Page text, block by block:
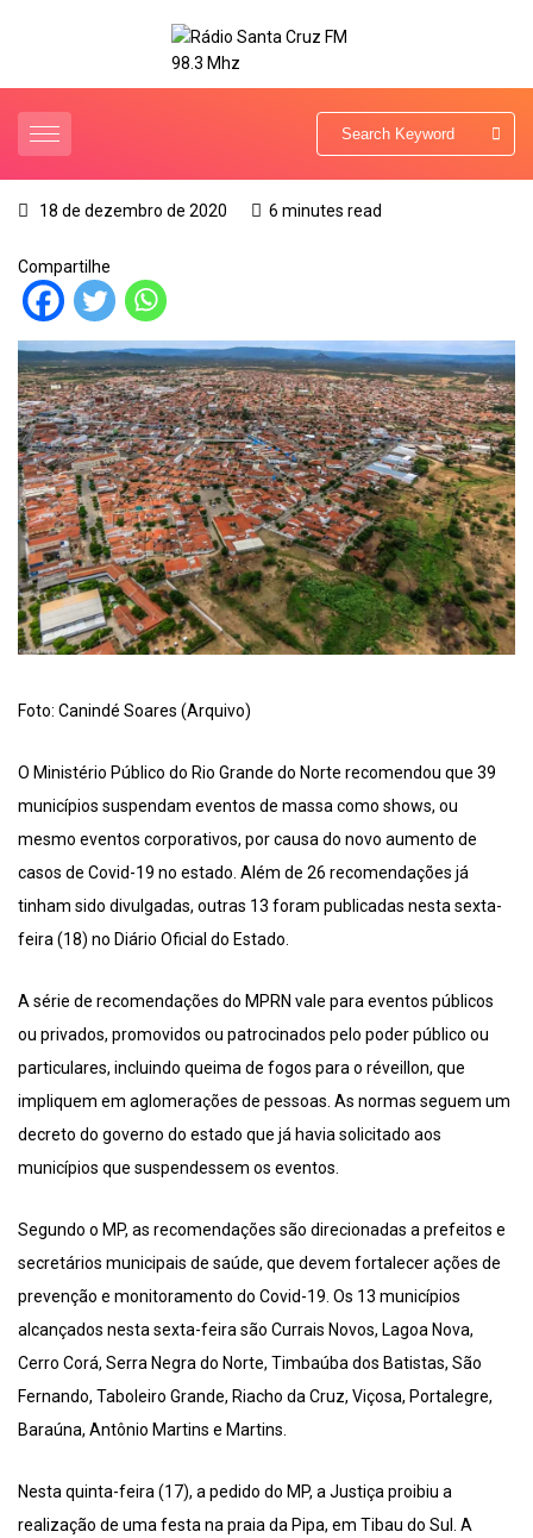
18 de dezembro de 2020 6 minutes read
Compartilhe
Foto: Canindé Soares (Arquivo)
O Ministério Público do Rio Grande do Norte recomendou que 39
municípios suspendam eventos de massa como shows, ou
mesmo eventos corporativos, por causa do novo aumento de
casos de Covid-19 no estado. Além de 26 recomendações já
tinham sido divulgadas, outras 13 foram publicadas nesta sexta-
feira (18) no Diário Oficial do Estado.
A série de recomendações do MPRN vale para eventos públicos
ou privados, promovidos ou patrocinados pelo poder público ou
particulares, incluindo queima de fogos para o réveillon, que
impliquem em aglomerações de pessoas. As normas seguem um
decreto do governo do estado que já havia solicitado aos
municípios que suspendessem os eventos.
Segundo o MP, as recomendações são direcionadas a prefeitos e
secretários municipais de saúde, que devem fortalecer ações de
prevenção e monitoramento do Covid-19. Os 13 municípios
alcançados nesta sexta-feira são Currais Novos, Lagoa Nova,
Cerro Corá, Serra Negra do Norte, Timbaúba dos Batistas, São
Fernando, Taboleiro Grande, Riacho da Cruz, Viçosa, Portalegre,
Baraúna, Antônio Martins e Martins.
Nesta quinta-feira (17), a pedido do MP, a Justiça proibiu a
realização de uma festa na praia da Pipa, em Tibau do Sul. A